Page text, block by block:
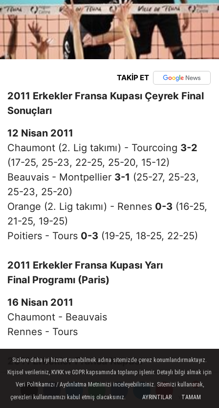
Yorumlar
Yorumlar
Yorumlar
Yorumlar
TAKİP ET
2011 Erkekler Fransa Kupası Çeyrek Final
Sonuçları
12 Nisan 2011
Chaumont (2. Lig takımı) - Tourcoing 3-2
(17-25, 25-23, 22-25, 25-20, 15-12)
Beauvais - Montpellier 3-1 (25-27, 25-23,
25-23, 25-20)
Orange (2. Lig takımı) - Rennes 0-3 (16-25,
21-25, 19-25)
Poitiers - Tours 0-3 (19-25, 18-25, 22-25)
2011 Erkekler Fransa Kupası Yarı
Final Programı (Paris)
16 Nisan 2011
Chaumont - Beauvais
Rennes - Tours
2011 Erkekler Fransa Kupası
Final Programı(Paris)
17 Nisan 2011Galip1 - Galip2
Sizlere daha iyi hizmet sunabilmek adına sitemizde çerez konumlandırmaktayız.
Kişisel verileriniz, KVKK ve GDPR kapsamında toplanıp işlenir. Detaylı bilgi almak için
Veri Politikamızı / Aydınlatma Metnimizi inceleyebilirsiniz. Sitemizi kullanarak,
çerezleri kullanmamızı kabul etmiş olacaksınız.
AYRINTILAR TAMAM